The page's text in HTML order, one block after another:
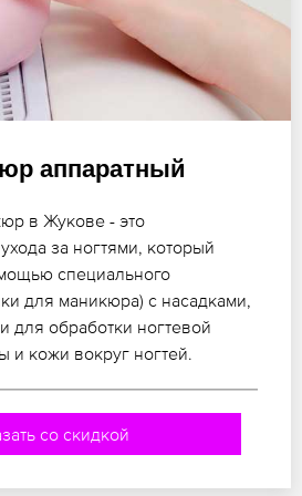
аппаратный
в Жукове - это
за ногтями, который
специального
для маникюра) с насадками,
для обработки ногтевой
и кожи вокруг ногтей.
со скидкой